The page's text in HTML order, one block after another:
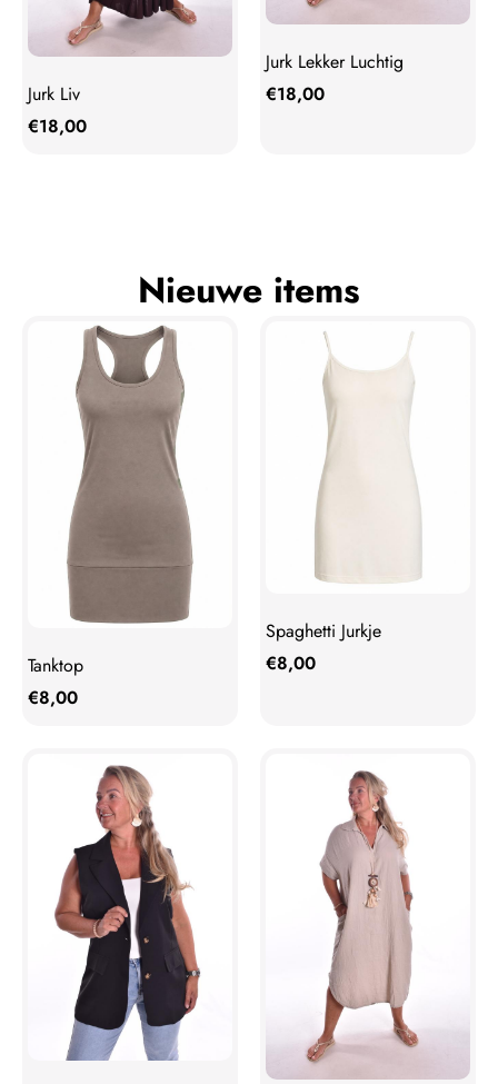
Jurk Liv
€18,00
Jurk Lekker Luchtig
€18,00
Nieuwe items
Tanktop
€8,00
Spaghetti Jurkje
€8,00